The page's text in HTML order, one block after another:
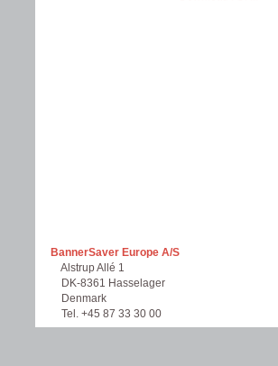
BannerSaver Europe A/S
Alstrup Allé 1
DK-8361 Hasselager
Denmark
Tel. +45 87 33 30 00